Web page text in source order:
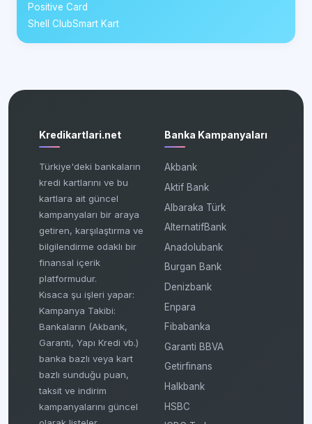
Positive Card
Shell ClubSmart Kart
Kredikartlari.net
Türkiye'deki bankaların
kredi kartlarını ve bu
kartlara ait güncel
kampanyaları bir araya
getiren, karşılaştırma ve
bilgilendirme odaklı bir
finansal içerik
platformudur.
Kısaca şu işleri yapar:
Kampanya Takibi:
Bankaların (Akbank,
Garanti, Yapı Kredi vb.)
banka bazlı veya kart
bazlı sunduğu puan,
taksit ve indirim
kampanyalarını güncel
Banka Kampanyaları
Akbank
Aktif Bank
Albaraka Türk
AlternatifBank
Anadolubank
Burgan Bank
Denizbank
Enpara
Fibabanka
Garanti BBVA
Getirfinans
Halkbank
HSBC